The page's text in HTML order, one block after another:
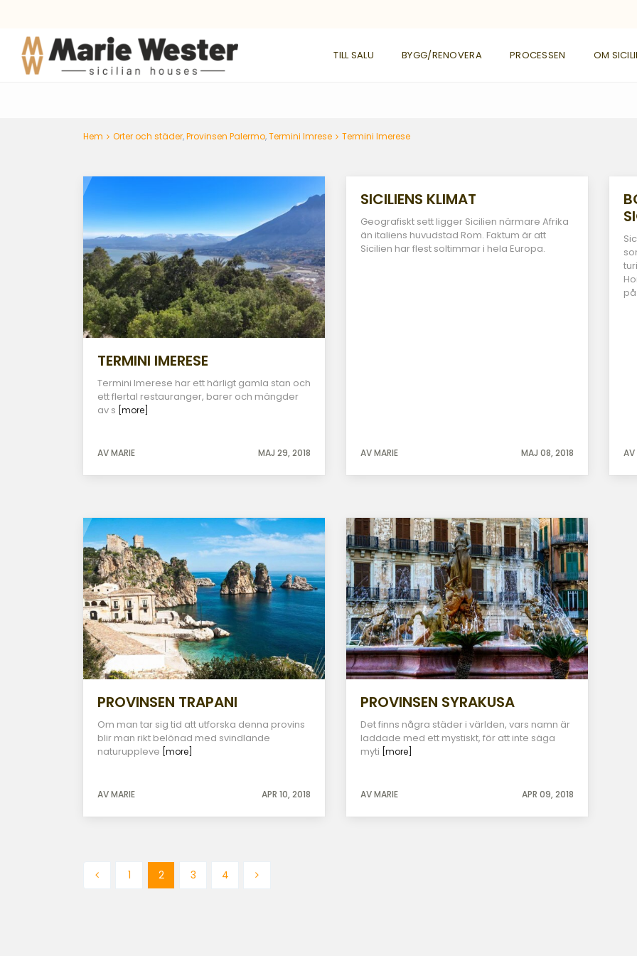
TILL SALU BYGG/RENOVERA PROCESSEN OM
Hem Orter och städer,Provinsen Palermo,Termini Imrese Termini Imerese
TERMINI IMERESE
Termini Imerese har ett härligt gamla stan och
ett flertal restauranger, barer och mängder
av s [more]
AV MARIE MAJ 29, 2018
SICILIENS KLIMAT
Geografiskt sett ligger Sicilien närmare Afrika
än italiens huvudstad Rom. Faktum är att
Sicilien har flest soltimmar i hela Europa.
AV MARIE MAJ 08, 2018 AV
PROVINSEN TRAPANI
Om man tar sig tid att utforska denna provins
blir man rikt belönad med svindlande
naturuppleve [more]
AV MARIE APR 10, 2018
PROVINSEN SYRAKUSA
Det finns några städer i världen, vars namn är
laddade med ett mystiskt, för att inte säga
myti [more]
AV MARIE APR 09, 2018
1 2 3 4